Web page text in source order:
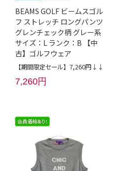
BEAMS GOLF ビームスゴル
フ ストレッチ ロングパンツ
グレンチェック柄 グレー系
サイズ：L ランク：B 【中
古】ゴルフウェア
【期間限定セール】7,260円↓↓
7,260円